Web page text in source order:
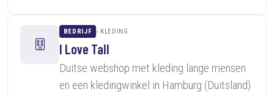
BEDRIJF KLEDING
I Love Tall
Duitse webshop met kleding lange mensen
en een kledingwinkel in Hamburg (Duitsland)